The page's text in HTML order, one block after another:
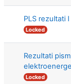
PLS rezultati
Locked
Rezultati
Locked